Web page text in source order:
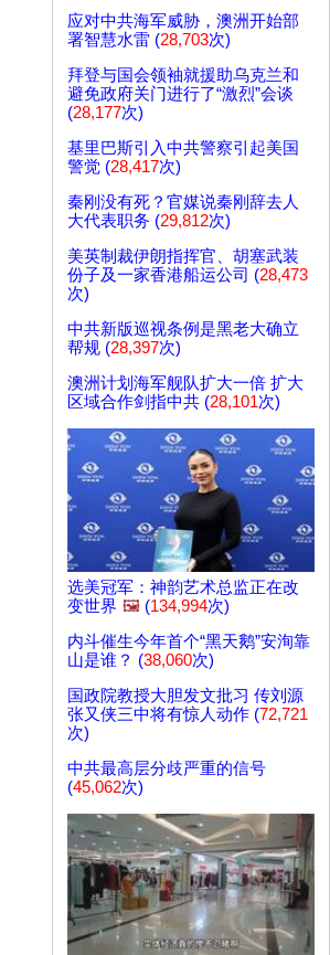
应对中共海军威胁，澳洲开始部
署智慧水雷 (28,703次)
拜登与国会领袖就援助乌克兰和
避免政府关门进行了“激烈”会谈
(28,177次)
基里巴斯引入中共警察引起美国
警觉 (28,417次)
秦刚没有死？官媒说秦刚辞去人
大代表职务 (29,812次)
美英制裁伊朗指挥官、胡塞武装
份子及一家香港船运公司 (28,473
次)
中共新版巡视条例是黑老大确立
帮规 (28,397次)
澳洲计划海军舰队扩大一倍 扩大
区域合作剑指中共 (28,101次)
选美冠军：神韵艺术总监正在改
变世界 🖼️ (134,994次)
内斗催生今年首个“黑天鹅”安洵靠
山是谁？ (38,060次)
国政院教授大胆发文批习 传刘源
张又侠三中将有惊人动作 (72,721
次)
中共最高层分歧严重的信号
(45,062次)